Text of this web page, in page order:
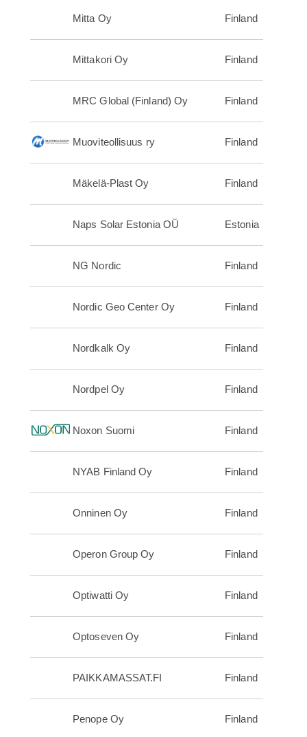
Mitta Oy Finland
Mittakori Oy Finland
MRC Global (Finland) Oy Finland
Muoviteollisuus ry Finland
Mäkelä-Plast Oy Finland
Naps Solar Estonia OÜ Estonia
NG Nordic Finland
Nordic Geo Center Oy Finland
Nordkalk Oy Finland
Nordpel Oy Finland
Noxon Suomi Finland
NYAB Finland Oy Finland
Onninen Oy Finland
Operon Group Oy Finland
Optiwatti Oy Finland
Optoseven Oy Finland
PAIKKAMASSAT.FI Finland
Penope Oy Finland